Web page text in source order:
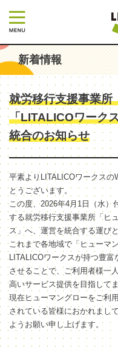
新着情報
就労移行支援事業所
「LITALICOワーク
統合のお知らせ
平素よりLITALICOワークス
とうございます。
この度、2026年4月1日（水）
する就労移行支援事業所「ヒ
ス」へ、運営を統合する運び
これまで各地域で「ヒューマ
LITALICOワークスが持つ豊
させることで、ご利用者様一
高いサービス提供を目指して
現在ヒューマングローをご利
されている皆様におかれまし
ようお願い申し上げます。